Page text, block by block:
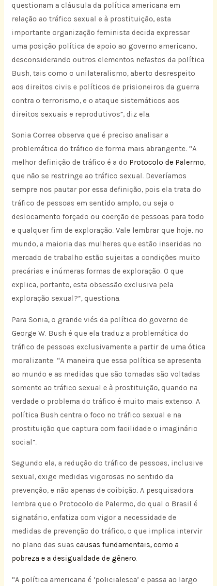
questionam a cláusula da política americana em
relação ao tráfico sexual e à prostituição, esta
importante organização feminista decida expressar
uma posição política de apoio ao governo americano,
desconsiderando outros elementos nefastos da política
Bush, tais como o unilateralismo, aberto desrespeito
aos direitos civis e políticos de prisioneiros da guerra
contra o terrorismo, e o ataque sistemáticos aos
direitos sexuais e reprodutivos”, diz ela.
Sonia Correa observa que é preciso analisar a
problemática do tráfico de forma mais abrangente. “A
melhor definição de tráfico é a do Protocolo de Palermo,
que não se restringe ao tráfico sexual. Deveríamos
sempre nos pautar por essa definição, pois ela trata do
tráfico de pessoas em sentido amplo, ou seja o
deslocamento forçado ou coerção de pessoas para todo
e qualquer fim de exploração. Vale lembrar que hoje, no
mundo, a maioria das mulheres que estão inseridas no
mercado de trabalho estão sujeitas a condições muito
precárias e inúmeras formas de exploração. O que
explica, portanto, esta obsessão exclusiva pela
exploração sexual?”, questiona.
Para Sonia, o grande viés da política do governo de
George W. Bush é que ela traduz a problemática do
tráfico de pessoas exclusivamente a partir de uma ótica
moralizante: “A maneira que essa política se apresenta
ao mundo e as medidas que são tomadas são voltadas
somente ao tráfico sexual e à prostituição, quando na
verdade o problema do tráfico é muito mais extenso. A
política Bush centra o foco no tráfico sexual e na
prostituição que captura com facilidade o imaginário
social”.
Segundo ela, a redução do tráfico de pessoas, inclusive
sexual, exige medidas vigorosas no sentido da
prevenção, e não apenas de coibição. A pesquisadora
lembra que o Protocolo de Palermo, do qual o Brasil é
signatário, enfatiza com vigor a necessidade de
medidas de prevenção do tráfico, o que implica intervir
no plano das suas causas fundamentais, como a
pobreza e a desigualdade de gênero.
“A política americana é ‘policialesca’ e passa ao largo